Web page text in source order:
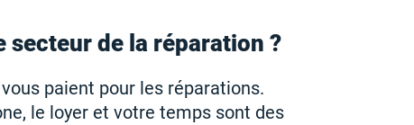
secteur de la réparation ?
paient pour les réparations.
le loyer et votre temps sont des